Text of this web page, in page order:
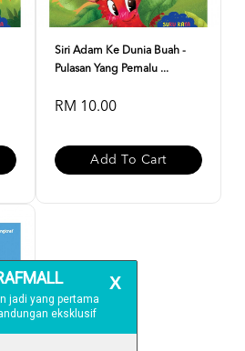
Siri Adam Ke Dunia Buah -
Pulasan Yang Pemalu ...
RM 10.00
Add To Cart